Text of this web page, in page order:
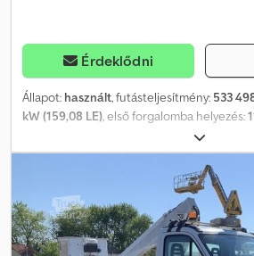
Sebességkorlátozó (160 km/h) * 70 literes
készlet Megtekintés és próbaút időpont
bármikor lehetséges. Nettó vételár
Érdeklődni
Állapot: használt, futásteljesítmény: 533
kW (159,08 LE), első forgalomba helyezés:
, saját tömeg:
959 kg, össztömeg:3 500 kg, abroncs
2 tengely, vezetőfülke:
, kibocsátási osztály:
3, Felszereltség:ABS, fedélzeti
központi zár, légkondicionálás, légzsák,
Iveco Daily 35-160 | Euro 6 | Klíma,